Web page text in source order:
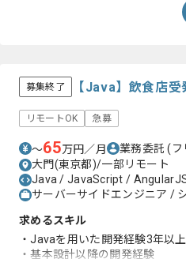
募集終了 【Java】飲食店
リモートOK 急募
〜65万円／月 業務委託(フ
大門(東京都)/一部リモート
Java / JavaScript /
サーバーサイドエンジニア /
求めるスキル
・Javaを用いた開発経験3年以上
・基本設計以降の開発経験